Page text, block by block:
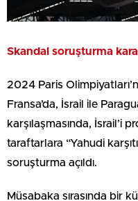
Skandal soruşturma
2024 Paris
Fransa’da, İsrail ile
karşılaşmasında, İsrail’i
taraftarlara “Yahudi
soruşturma açıldı.
Müsabaka sırasında bir